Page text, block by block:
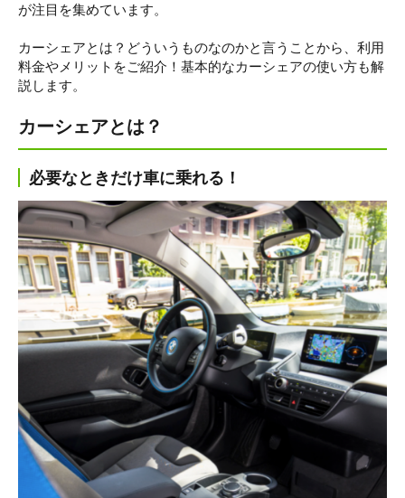
が注目を集めています。
カーシェアとは？どういうものなのかと言うことから、利用
料金やメリットをご紹介！基本的なカーシェアの使い方も解
説します。
カーシェアとは？
必要なときだけ車に乗れる！